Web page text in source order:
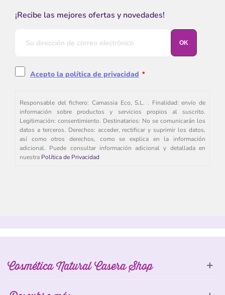
¡Recibe las mejores ofertas y novedades!
Acepto la política de privacidad *
Responsable del fichero: Camassia Eco, S.L. . Finalidad: envío de
información sobre productos y servicios propios al suscrito.
Legitimación: consentimiento. Destinatarios: No se comunicarán los
datos a terceros. Derechos: acceder, rectificar y suprimir los datos,
así como otros derechos, como se explica en la información
adicional. Puede consultar información adicional y detallada en
nuestra Política de Privacidad
Cosmética Natural Casera Shop